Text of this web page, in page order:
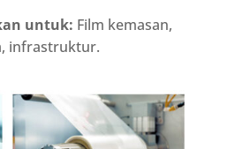
untuk: Film kemasan,
infrastruktur.